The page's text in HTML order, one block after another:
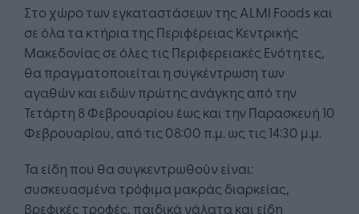
Στο χώρο των εγκαταστάσεων της ALMI Foods και
σε όλα τα κτήρια της Περιφέρειας Κεντρικής
Μακεδονίας σε όλες τις Περιφερειακές Ενότητες,
θα πραγματοποιείται η συγκέντρωση των
αγαθών και ειδών πρώτης ανάγκης από την
Τετάρτη 8 Φεβρουαρίου έως και την Παρασκευή 10
Φεβρουαρίου, από τις 08:00 π.μ. ως τις 14:30 μ.μ.
Τα είδη που θα συγκεντρωθούν είναι:
συσκευασμένα τρόφιμα μακράς διαρκείας,
βρεφικές τροφές, παιδικά γάλατα και είδη